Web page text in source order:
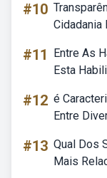
#10
Cidadania
#11
Entre As
Esta
#12 é
Entre
#13 Qual Dos
Mais